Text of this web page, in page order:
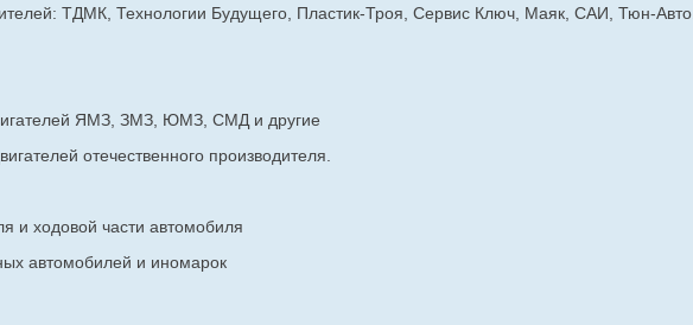
ТДМК, Технологии Будущего, Пластик-Троя, Сервис Ключ, Маяк, САИ, Тюн-Авто.
ЯМЗ, ЗМЗ, ЮМЗ, СМД и другие
отечественного производителя.
и ходовой части автомобиля
автомобилей и иномарок